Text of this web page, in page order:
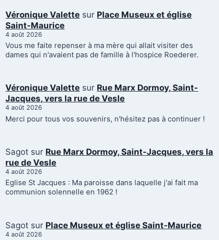
Véronique Valette sur Place Museux et église
Saint-Maurice
4 août 2026
Vous me faite repenser à ma mère qui allait visiter des
dames qui n'avaient pas de famille à l'hospice Roederer.
Véronique Valette sur Rue Marx Dormoy, Saint-
Jacques, vers la rue de Vesle
4 août 2026
Merci pour tous vos souvenirs, n'hésitez pas à continuer !
Sagot sur Rue Marx Dormoy, Saint-Jacques, vers la
rue de Vesle
4 août 2026
Eglise St Jacques : Ma paroisse dans laquelle j'ai fait ma
communion solennelle en 1962 !
Sagot sur Place Museux et église Saint-Maurice
4 août 2026